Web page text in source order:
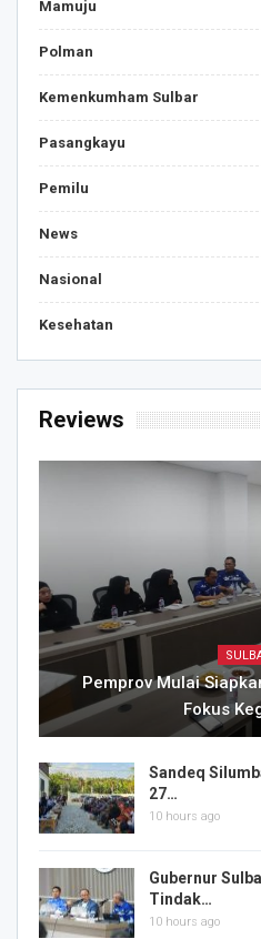
Mamuju
Polman
Kemenkumham Sulbar
Pasangkayu
Pemilu
News
Nasional
Kesehatan
Reviews
Pemprov Mulai
Fokus
Sandeq
27…
10 hours ago
Gubernur
Tindak…
10 hours ago